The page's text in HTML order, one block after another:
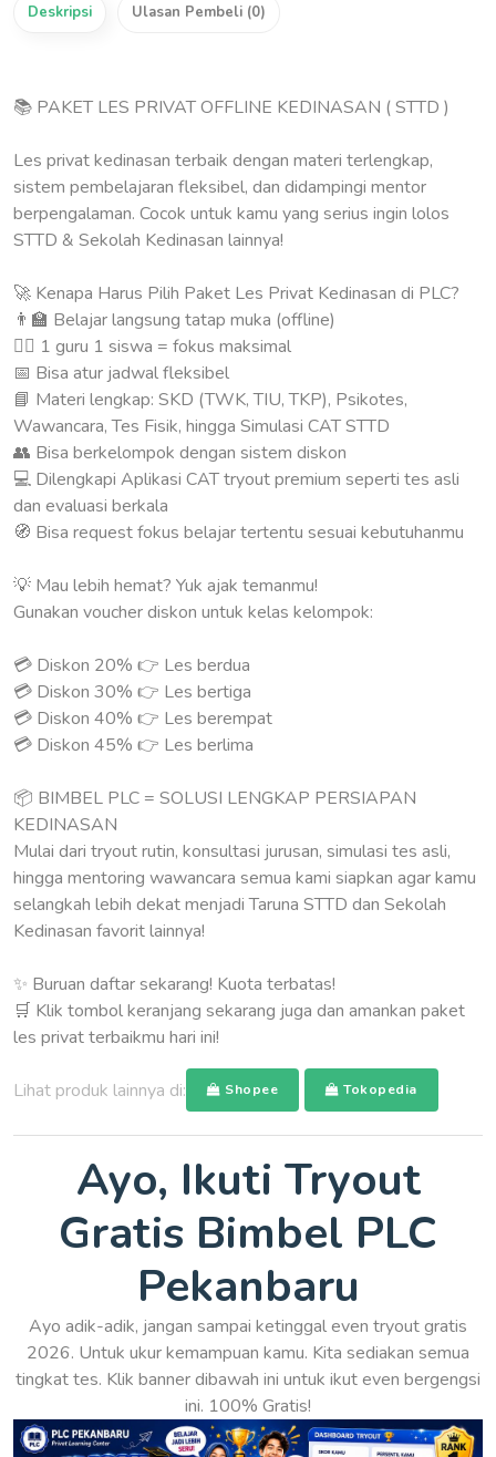
Deskripsi Ulasan Pembeli (0)
📚 PAKET LES PRIVAT OFFLINE KEDINASAN ( STTD )
Les privat kedinasan terbaik dengan materi terlengkap,
sistem pembelajaran fleksibel, dan didampingi mentor
berpengalaman. Cocok untuk kamu yang serius ingin lolos
STTD & Sekolah Kedinasan lainnya!
🚀 Kenapa Harus Pilih Paket Les Privat Kedinasan di PLC?
👨‍🏫 Belajar langsung tatap muka (offline)
🧍‍♂️ 1 guru 1 siswa = fokus maksimal
📅 Bisa atur jadwal fleksibel
📘 Materi lengkap: SKD (TWK, TIU, TKP), Psikotes,
Wawancara, Tes Fisik, hingga Simulasi CAT STTD
👥 Bisa berkelompok dengan sistem diskon
💻 Dilengkapi Aplikasi CAT tryout premium seperti tes asli
dan evaluasi berkala
🧭 Bisa request fokus belajar tertentu sesuai kebutuhanmu
💡 Mau lebih hemat? Yuk ajak temanmu!
Gunakan voucher diskon untuk kelas kelompok:
💳 Diskon 20% 👉 Les berdua
💳 Diskon 30% 👉 Les bertiga
💳 Diskon 40% 👉 Les berempat
💳 Diskon 45% 👉 Les berlima
📦 BIMBEL PLC = SOLUSI LENGKAP PERSIAPAN
KEDINASAN
Mulai dari tryout rutin, konsultasi jurusan, simulasi tes asli,
hingga mentoring wawancara semua kami siapkan agar kamu
selangkah lebih dekat menjadi Taruna STTD dan Sekolah
Kedinasan favorit lainnya!
✨ Buruan daftar sekarang! Kuota terbatas!
🛒 Klik tombol keranjang sekarang juga dan amankan paket
les privat terbaikmu hari ini!
Lihat produk lainnya di: Shopee Tokopedia
Ayo, Ikuti Tryout
Gratis Bimbel PLC
Pekanbaru
Ayo adik-adik, jangan sampai ketinggal even tryout gratis
2026. Untuk ukur kemampuan kamu. Kita sediakan semua
tingkat tes. Klik banner dibawah ini untuk ikut even bergengsi
ini. 100% Gratis!